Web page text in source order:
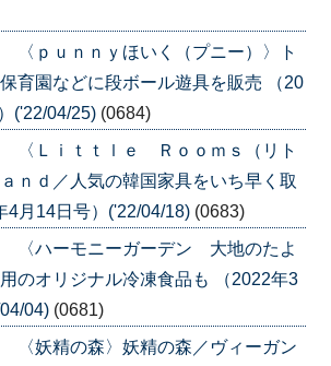
〈ｐｕｎｎｙほいく（プニー）〉ト
育園などに段ボール遊具を販売 （20
('22/04/25) (0684)
〈Ｌｉｔｔｌｅ Ｒｏｏｍｓ（リト
ｎｄ／人気の韓国家具をいち早く取
4月14日号）('22/04/18) (0683)
〈ハーモニーガーデン 大地のたよ
のオリジナル冷凍食品も （2022年3
04) (0681)
〈妖精の森〉妖精の森／ヴィーガン